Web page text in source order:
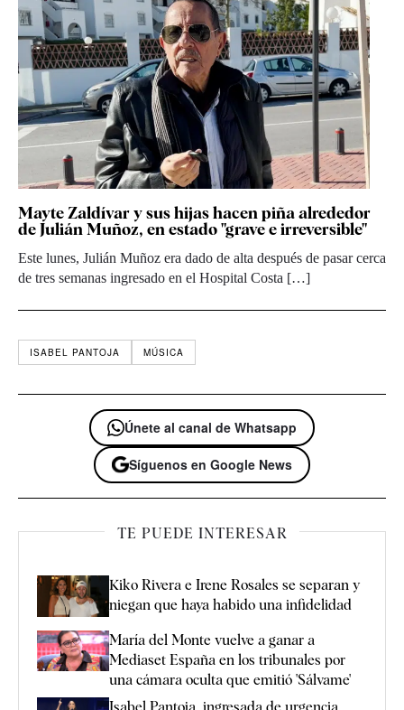
Mayte Zaldívar y sus hijas hacen piña alrededor
de Julián Muñoz, en estado "grave e irreversible"
Este lunes, Julián Muñoz era dado de alta después de pasar cerca
de tres semanas ingresado en el Hospital Costa […]
ISABEL PANTOJA MÚSICA
Únete al canal de Whatsapp
Síguenos en Google News
TE PUEDE INTERESAR
Kiko Rivera e Irene Rosales se separan y
niegan que haya habido una infidelidad
María del Monte vuelve a ganar a
Mediaset España en los tribunales por
una cámara oculta que emitió 'Sálvame'
Isabel Pantoja, ingresada de urgencia